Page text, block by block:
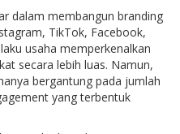
dalam membangun branding
TikTok, Facebook,
usaha memperkenalkan
secara lebih luas. Namun,
bergantung pada jumlah
yang terbentuk